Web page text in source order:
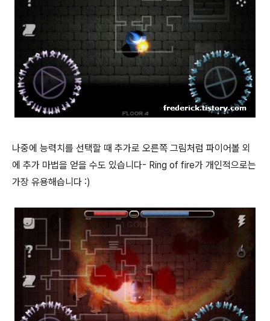
나중에 능력치를 선택할 때 추가로 오른쪽 그림처럼 파이어볼 외
에 추가 마법을 얻을 수도 있습니다- Ring of fire가 개인적으로는
가장 유용해습니다 :)